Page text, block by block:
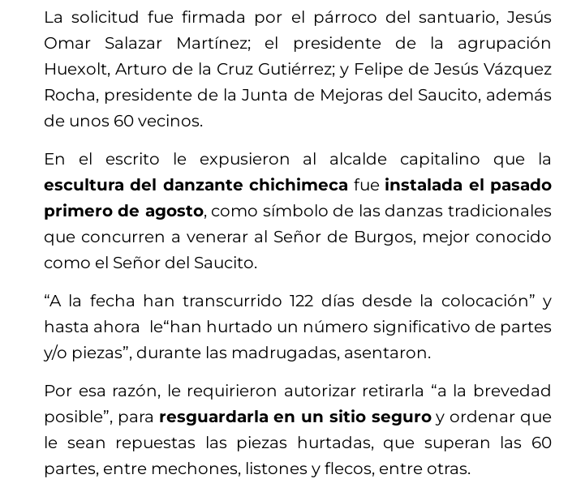
La solicitud fue firmada por el párroco del santuario, Jesús
Omar Salazar Martínez; el presidente de la agrupación
Huexolt, Arturo de la Cruz Gutiérrez; y Felipe de Jesús Vázquez
Rocha, presidente de la Junta de Mejoras del Saucito, además
de unos 60 vecinos.
En el escrito le expusieron al alcalde capitalino que la
escultura del danzante chichimeca fue instalada el pasado
primero de agosto, como símbolo de las danzas tradicionales
que concurren a venerar al Señor de Burgos, mejor conocido
como el Señor del Saucito.
“A la fecha han transcurrido 122 días desde la colocación” y
hasta ahora le“han hurtado un número significativo de partes
y/o piezas”, durante las madrugadas, asentaron.
Por esa razón, le requirieron autorizar retirarla “a la brevedad
posible”, para resguardarla en un sitio seguroy ordenar que
le sean repuestas las piezas hurtadas, que superan las 60
partes, entre mechones, listones y flecos, entre otras.